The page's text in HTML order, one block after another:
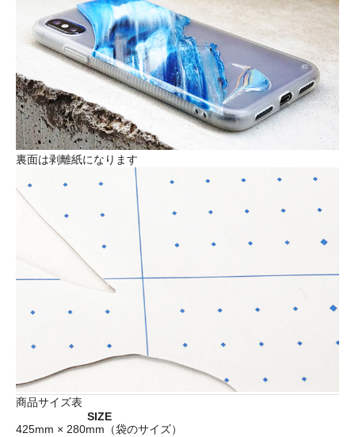
裏面は剥離紙になります
商品サイズ表
SIZE
425mm × 280mm（袋のサイズ）